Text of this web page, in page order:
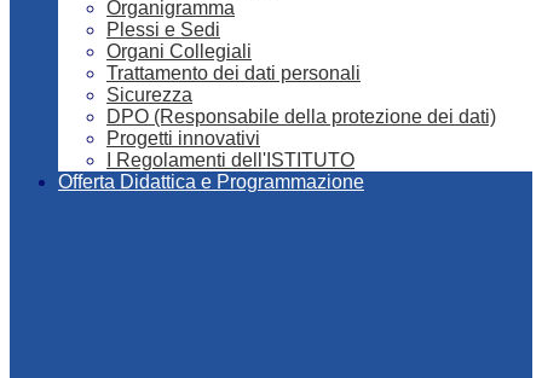
Organigramma
Plessi e Sedi
Organi Collegiali
Trattamento dei dati personali
Sicurezza
DPO (Responsabile della protezione dei dati)
Progetti innovativi
I Regolamenti dell'ISTITUTO
Offerta Didattica e Programmazione